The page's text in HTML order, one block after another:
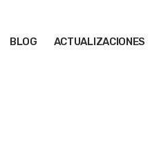
BLOG ACTUALIZACIONES